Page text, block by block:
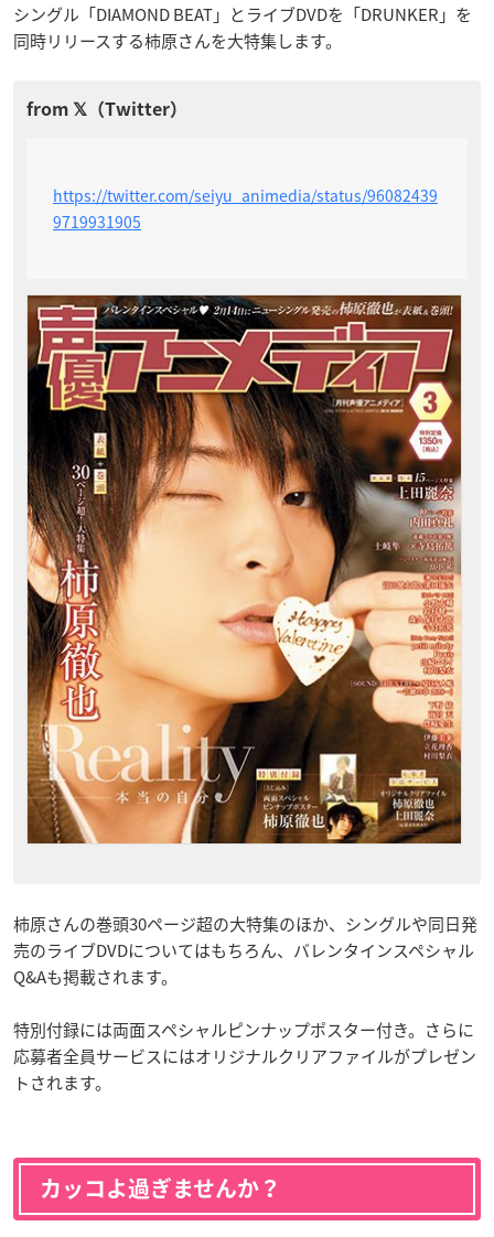
シングル「DIAMOND BEAT」とライブDVDを「DRUNKER」を
同時リリースする柿原さんを大特集します。
https://twitter.com/seiyu_animedia/status/96082439
9719931905
柿原さんの巻頭30ページ超の大特集のほか、シングルや同日発
売のライブDVDについてはもちろん、バレンタインスペシャル
Q&Aも掲載されます。
特別付録には両面スペシャルピンナップポスター付き。さらに
応募者全員サービスにはオリジナルクリアファイルがプレゼン
トされます。
カッコよ過ぎませんか？